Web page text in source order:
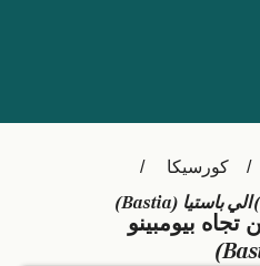
Ελλάδα
Polska
Schweiz (DE)
كورسيكا
تجاه بيومبينو